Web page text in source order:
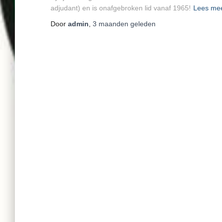
adjudant) en is onafgebroken lid vanaf 1965! Lees
Door admin 3 maanden geleden